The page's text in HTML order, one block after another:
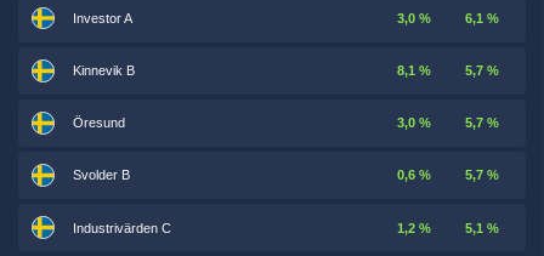
Investor A 3,0 % 6,1 %
Kinnevik B 8,1 % 5,7 %
Öresund 3,0 % 5,7 %
Svolder B 0,6 % 5,7 %
Industrivärden C 1,2 % 5,1 %